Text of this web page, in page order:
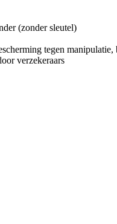
(zonder sleutel)
tegen
verzekeraars